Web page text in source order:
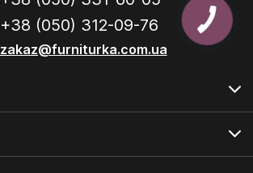
+38 (050) 312-09-76
zakaz@furniturka.com.ua